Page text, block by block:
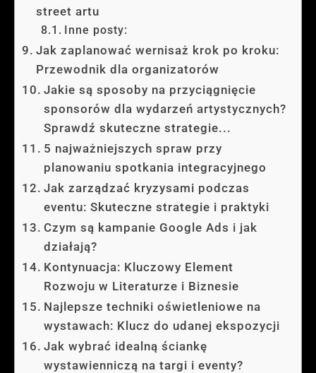
street artu
Inne posty:
Jak zaplanować wernisaż krok po kroku:
Przewodnik dla organizatorów
Jakie są sposoby na przyciągnięcie
sponsorów dla wydarzeń artystycznych?
Sprawdź skuteczne strategie...
5 najważniejszych spraw przy
planowaniu spotkania integracyjnego
Jak zarządzać kryzysami podczas
eventu: Skuteczne strategie i praktyki
Czym są kampanie Google Ads i jak
działają?
Kontynuacja: Kluczowy Element
Rozwoju w Literaturze i Biznesie
Najlepsze techniki oświetleniowe na
wystawach: Klucz do udanej ekspozycji
Jak wybrać idealną ściankę
wystawienniczą na targi i eventy?